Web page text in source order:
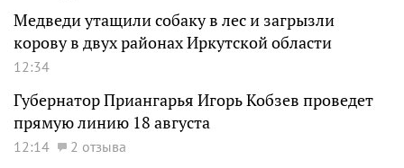
Медведи утащили собаку в лес и загрызли
корову в двух районах Иркутской области
12:34
Губернатор Приангарья Игорь Кобзев проведет
прямую линию 18 августа
12:14 2 отзыва